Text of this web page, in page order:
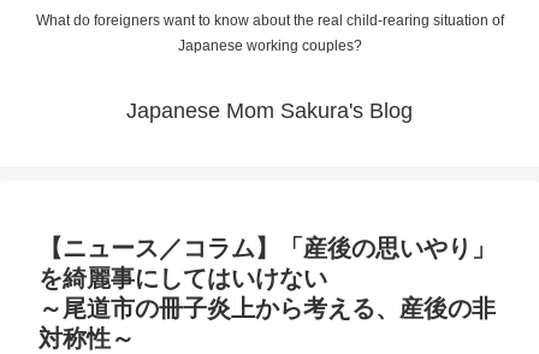
What do foreigners want to know about the real child-rearing situation of
Japanese working couples?
Japanese Mom Sakura's Blog
【ニュース／コラム】「産後の思いやり」
を綺麗事にしてはいけない
～尾道市の冊子炎上から考える、産後の非
対称性～